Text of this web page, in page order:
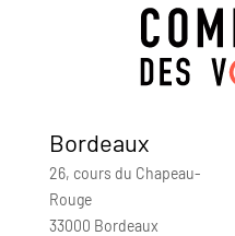
Bordeaux
26, cours du Chapeau-
Rouge
33000 Bordeaux